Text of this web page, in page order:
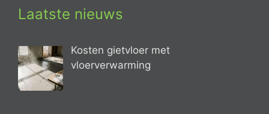
Laatste nieuws
Kosten gietvloer met
vloerverwarming